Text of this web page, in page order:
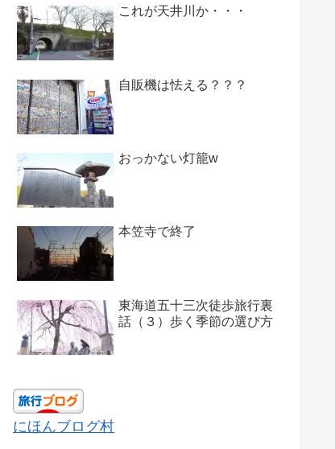
これが天井川か・・・
自販機は怯える？？？
おっかない灯籠w
本笠寺で終了
東海道五十三次徒歩旅行裏
話（３）歩く季節の選び方
にほんブログ村